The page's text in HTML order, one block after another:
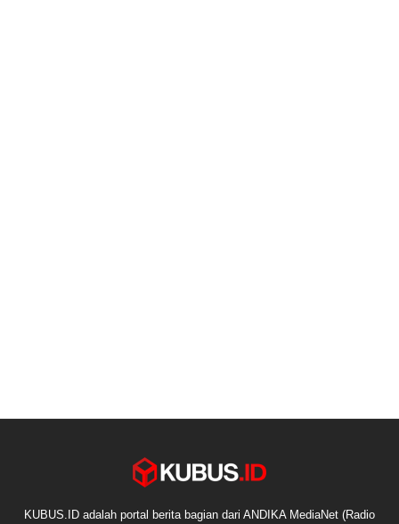
KUBUS.ID adalah portal berita bagian dari ANDIKA MediaNet (Radio